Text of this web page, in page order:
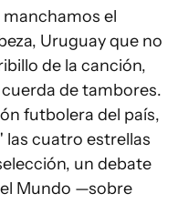
el
Uruguay que no
de la canción,
de tambores.
futbolera del país,
las cuatro estrellas
un debate
Mundo —sobre